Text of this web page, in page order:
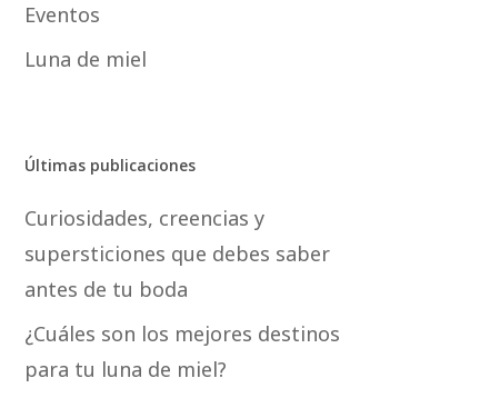
Eventos
Luna de miel
Últimas publicaciones
Curiosidades, creencias y
supersticiones que debes saber
antes de tu boda
¿Cuáles son los mejores destinos
para tu luna de miel?